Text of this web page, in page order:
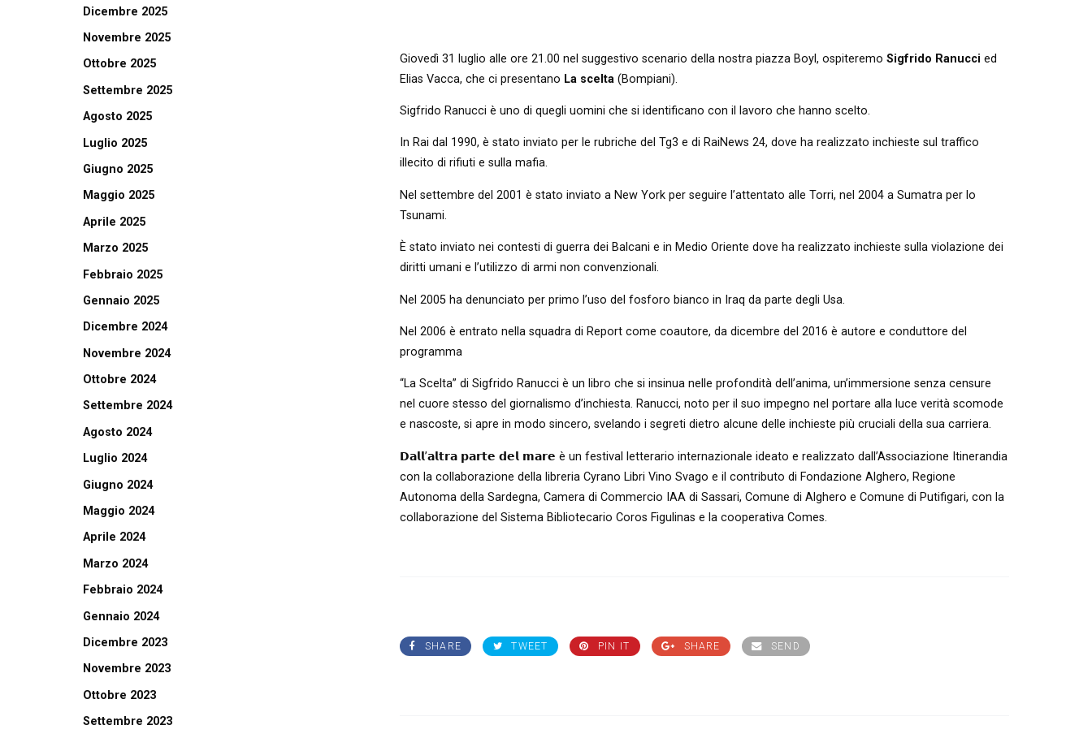
Giovedì 31 luglio alle ore 21.00 nel suggestivo scenario della nostra piazza Boyl, ospiteremo Sigfrido Ranucci ed
Elias Vacca, che ci presentano La scelta (Bompiani).
Sigfrido Ranucci è uno di quegli uomini che si identificano con il lavoro che hanno scelto.
In Rai dal 1990, è stato inviato per le rubriche del Tg3 e di RaiNews 24, dove ha realizzato inchieste sul traffico
illecito di rifiuti e sulla mafia.
Nel settembre del 2001 è stato inviato a New York per seguire l’attentato alle Torri, nel 2004 a Sumatra per lo
Tsunami.
È stato inviato nei contesti di guerra dei Balcani e in Medio Oriente dove ha realizzato inchieste sulla violazione dei
diritti umani e l’utilizzo di armi non convenzionali.
Nel 2005 ha denunciato per primo l’uso del fosforo bianco in Iraq da parte degli Usa.
Nel 2006 è entrato nella squadra di Report come coautore, da dicembre del 2016 è autore e conduttore del
programma
“La Scelta” di Sigfrido Ranucci è un libro che si insinua nelle profondità dell’anima, un’immersione senza censure
nel cuore stesso del giornalismo d’inchiesta. Ranucci, noto per il suo impegno nel portare alla luce verità scomode
e nascoste, si apre in modo sincero, svelando i segreti dietro alcune delle inchieste più cruciali della sua carriera.
𝗗𝗮𝗹𝗹’𝗮𝗹𝘁𝗿𝗮 𝗽𝗮𝗿𝘁𝗲 𝗱𝗲𝗹 𝗺𝗮𝗿𝗲 è un festival letterario internazionale ideato e realizzato dall’Associazione Itinerandia
con la collaborazione della libreria Cyrano Libri Vino Svago e il contributo di Fondazione Alghero, Regione
Autonoma della Sardegna, Camera di Commercio IAA di Sassari, Comune di Alghero e Comune di Putifigari, con la
collaborazione del Sistema Bibliotecario Coros Figulinas e la cooperativa Comes.
SHARE TWEET PIN IT SHARE SEND
Dicembre 2025
Novembre 2025
Ottobre 2025
Settembre 2025
Agosto 2025
Luglio 2025
Giugno 2025
Maggio 2025
Aprile 2025
Marzo 2025
Febbraio 2025
Gennaio 2025
Dicembre 2024
Novembre 2024
Ottobre 2024
Settembre 2024
Agosto 2024
Luglio 2024
Giugno 2024
Maggio 2024
Aprile 2024
Marzo 2024
Febbraio 2024
Gennaio 2024
Dicembre 2023
Novembre 2023
Ottobre 2023
Settembre 2023